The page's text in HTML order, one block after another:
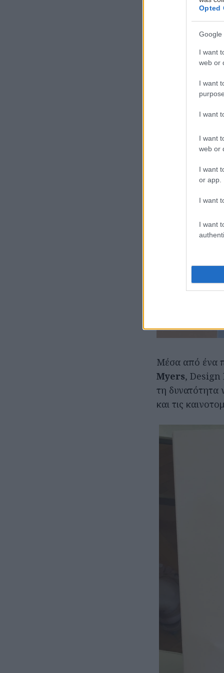
Opted
Google
I want
web or
I want
I want
I want
web or
I want
or app.
I want
I want
Μέσα από ένα
Myers, Design
τη δυνατότητα
και τις